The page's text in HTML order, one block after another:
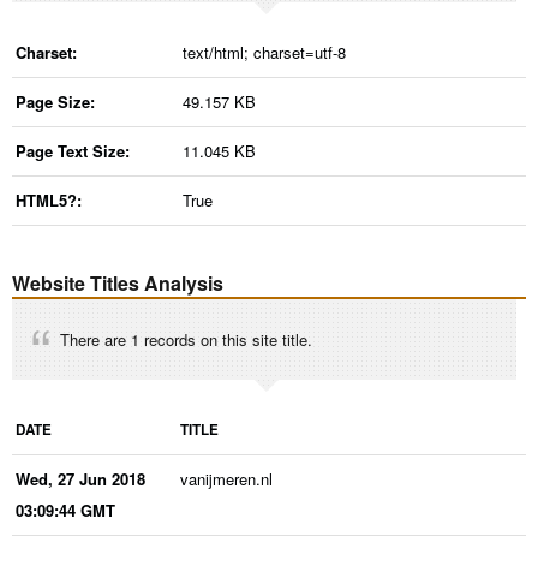
Charset: text/html; charset=utf-8
Page Size: 49.157 KB
Page Text Size: 11.045 KB
HTML5?: True
Website Titles Analysis
There are 1 records on this site title.
DATE TITLE
Wed, 27 Jun 2018
03:09:44 GMT
vanijmeren.nl